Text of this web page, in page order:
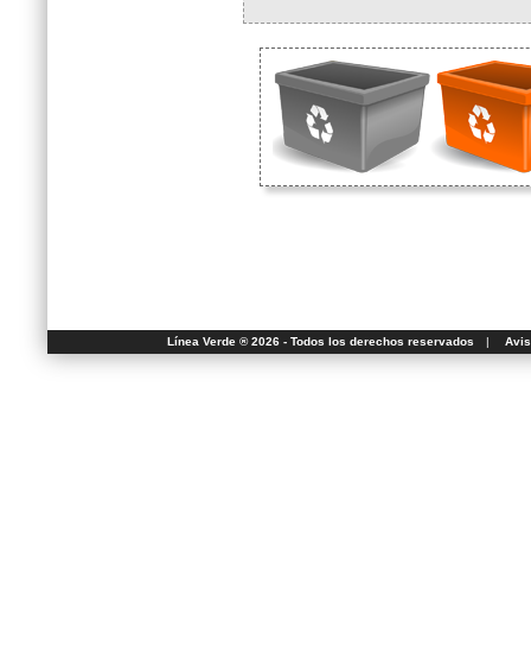
Línea Verde ® 2026 - Todos los derechos reservados |